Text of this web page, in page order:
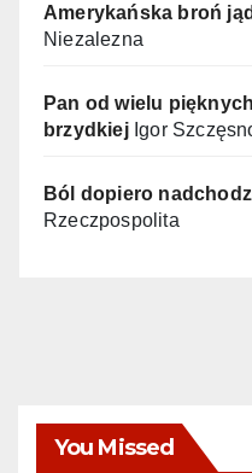
Amerykańska broń
Niezalezna
Pan od wielu
brzydkiejIgor
Ból dopiero
Rzeczpospolita
You Missed